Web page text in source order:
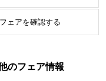
ェアを確認する
のフェア情報